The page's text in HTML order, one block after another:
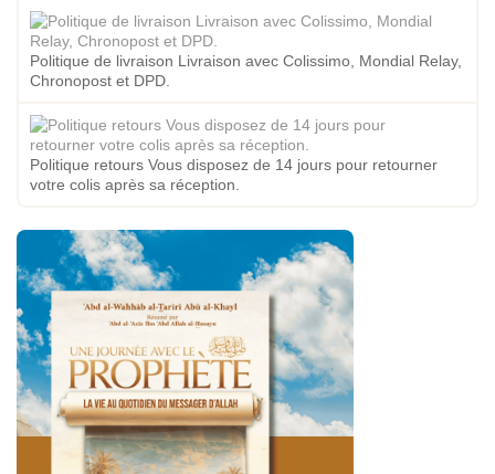
Politique de livraison Livraison avec Colissimo, Mondial Relay,
Chronopost et DPD.
Politique retours Vous disposez de 14 jours pour retourner
votre colis après sa réception.